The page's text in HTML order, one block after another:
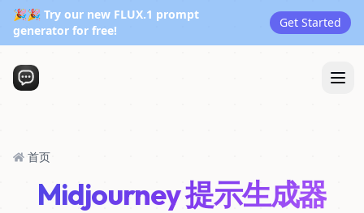
🎉🎉 Try our new FLUX.1 prompt
generator for free!
Get Started
首页
Midjourney 提示生成器